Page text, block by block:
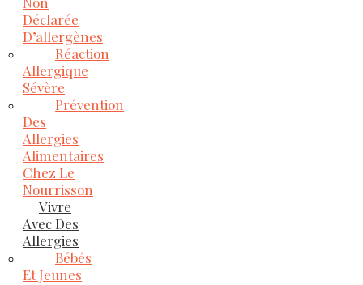
Déclarée
D’allergènes
Réaction
Allergique
Sévère
Prévention
Des
Allergies
Alimentaires
Chez Le
Nourrisson
Vivre
Avec Des
Allergies
Bébés
Et Jeunes